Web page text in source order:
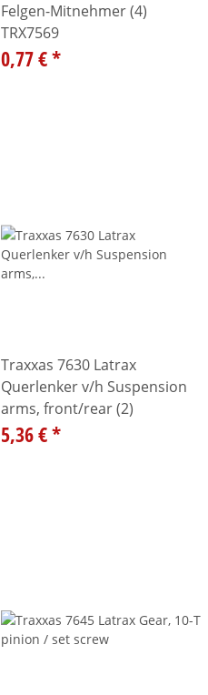
Felgen-Mitnehmer (4)
TRX7569
0,77 €*
Traxxas 7630 Latrax
Querlenker v/h Suspension
arms, front/rear (2)
5,36 €*